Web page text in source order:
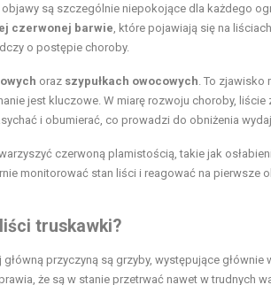
są szczególnie niepokojące dla każdego
czerwonej barwie , które pojawiają się na
o postępie choroby.
oraz szypułkach owocowych . To zjawisko
jest kluczowe. W miarę rozwoju choroby, liście
i obumierać, co prowadzi do obniżenia
czerwoną plamistością, takie jak
monitorować stan liści i reagować na pierwsze
truskawki?
przyczyną są grzyby, występujące głównie
że są w stanie przetrwać nawet w trudnych